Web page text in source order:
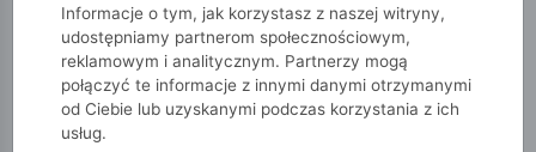
51015kids
Informacje o tym, jak korzystasz z naszej witryny,
udostępniamy partnerom społecznościowym,
reklamowym i analitycznym. Partnerzy mogą
połączyć te informacje z innymi danymi otrzymanymi
od Ciebie lub uzyskanymi podczas korzystania z ich
usług.